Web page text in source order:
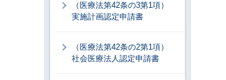
（医療法第42条の3第1項）
実施計画認定申請書
（医療法第42条の2第1項）
社会医療法人認定申請書